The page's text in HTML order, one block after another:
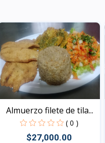
Almuerzo filete de tila...
( 0 )
$27,000.00